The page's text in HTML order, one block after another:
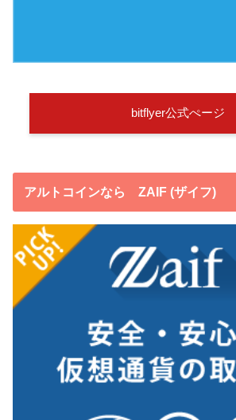
bitflyer公式ぺージ
アルトコインなら ZAIF (ザイフ)